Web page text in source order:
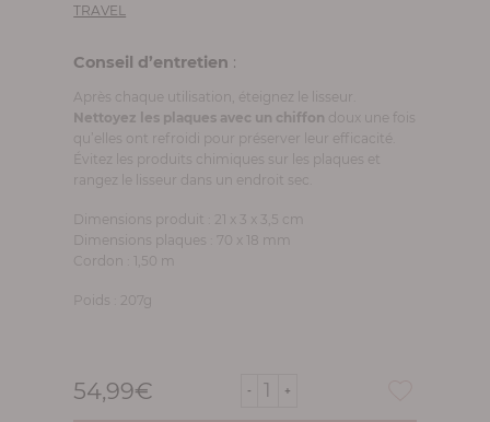
TRAVEL
Conseil d’entretien :
Après chaque utilisation, éteignez le lisseur.
Nettoyez les plaques avec un chiffon doux une fois
qu’elles ont refroidi pour préserver leur efficacité.
Évitez les produits chimiques sur les plaques et
rangez le lisseur dans un endroit sec.
Dimensions produit : 21 x 3 x 3,5 cm
Dimensions plaques : 70 x 18 mm
Cordon : 1,50 m
Poids : 207g
54,99€
quantité